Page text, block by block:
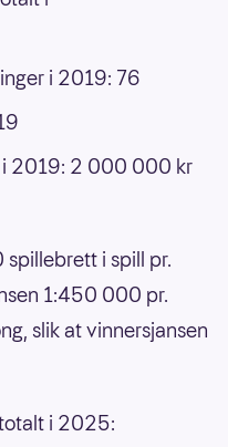
i 2019: 76
i 2019: 2 000 000 kr
i spill pr.
1:450 000 pr.
slik at vinnersjansen
i 2025: